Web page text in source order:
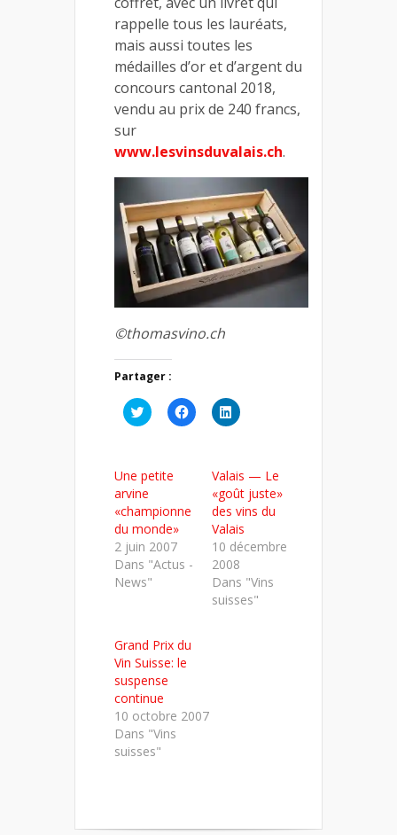
rappelle tous les lauréats,
mais aussi toutes les
médailles d’or et d’argent du
concours cantonal 2018,
vendu au prix de 240 francs,
sur
www.lesvinsduvalais.ch.
©thomasvino.ch
Partager :
Cliquez
pour
une
nouvelle
fenêtre)
Cliquez
pour
nouvelle
fenêtre)
Cliquez
pour
une
nouvelle
fenêtre)
Une petite
arvine
«championne
du monde»
2 juin 2007
Dans "Actus -
News"
Valais — Le
«goût juste»
des vins du
Valais
10 décembre
2008
Dans "Vins
suisses"
Grand Prix du
Vin Suisse: le
suspense
continue
10 octobre 2007
Dans "Vins
suisses"